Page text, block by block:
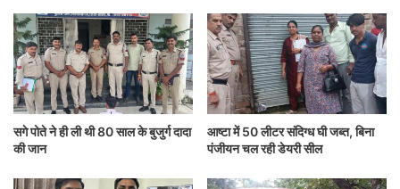
सगे पोते ने ही ली थी 80 साल के बुजुर्ग दादा
की जान
आष्टा में 50 लीटर संदिग्ध घी जब्त, बिना
पंजीयन चल रही डेयरी सील